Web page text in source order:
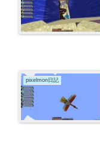
pixelmon日記